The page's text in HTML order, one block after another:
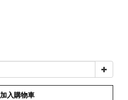
加入購物車